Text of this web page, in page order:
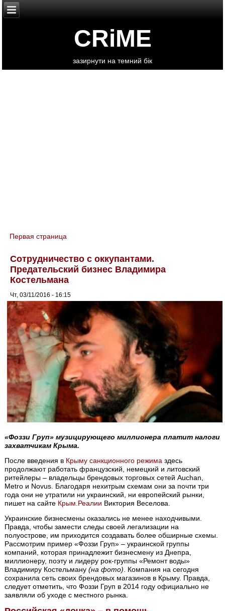
CRiME
зазирнути на темний бік
You are here
Первая страница
Сотрудничество с оккупантами.
Предательский бизнес Владимира
Костельмана
Чт, 03/11/2016 - 16:15
«Фоззи Груп» музицирующего миллионера платит налоги
захватчикам Крыма.
После введения в Крыму санкционного режима здесь
продолжают работать французский, немецкий и литовский
ритейлеры – владельцы брендовых торговых сетей Auchan,
Metro и Novus. Благодаря нехитрым схемам они за почти три
года они не утратили ни украинский, ни европейский рынки,
пишет на сайте Крым.Реалии Виктория Веселова.
Украинские бизнесмены оказались не менее находчивыми.
Правда, чтобы замести следы своей легализации на
полуострове, им приходится создавать более обширные схемы.
Рассмотрим пример «Фоззи Груп» – украинской группы
компаний, которая принадлежит бизнесмену из Днепра,
миллионеру, поэту и лидеру рок-группы «Ремонт воды»
Владимиру Костельману(на фото) . Компания на сегодня
сохранила сеть своих брендовых магазинов в Крыму. Правда,
следует отметить, что Фоззи Груп в 2014 году официально не
заявляли об уходе с местного рынка.